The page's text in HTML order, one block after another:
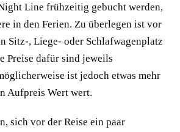
Line frühzeitig gebucht werden,
in den Ferien. Zu überlegen ist vor
Sitz-, Liege- oder Schlafwagenplatz
Preise dafür sind jeweils
ist jedoch etwas mehr
Aufpreis Wert wert.
sich vor der Reise ein paar